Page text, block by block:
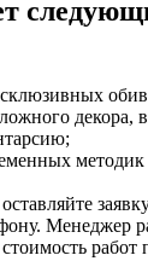
декора,
методик
Менеджер
работ